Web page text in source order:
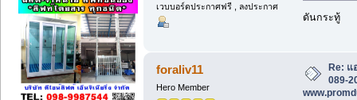
เวบบอร์ดประกาศฟรี , ลงประกาศ
ดันกระทู้
foraliv11
Hero Member
Re:
089-